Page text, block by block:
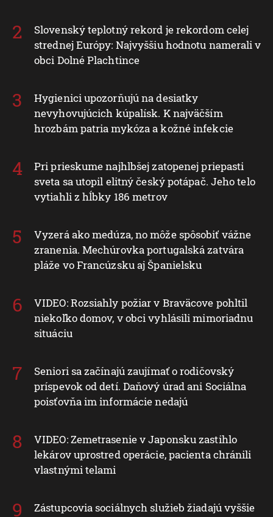
Slovenský teplotný rekord je rekordom celej
strednej Európy: Najvyššiu hodnotu namerali v
obci Dolné Plachtince
Hygienici upozorňujú na desiatky
nevyhovujúcich kúpalísk. K najväčším
hrozbám patria mykóza a kožné infekcie
Pri prieskume najhlbšej zatopenej priepasti
sveta sa utopil elitný český potápač. Jeho telo
vytiahli z hĺbky 186 metrov
Vyzerá ako medúza, no môže spôsobiť vážne
zranenia. Mechúrovka portugalská zatvára
pláže vo Francúzsku aj Španielsku
VIDEO: Rozsiahly požiar v Braväcove pohltil
niekoľko domov, v obci vyhlásili mimoriadnu
situáciu
Seniori sa začínajú zaujímať o rodičovský
príspevok od detí. Daňový úrad ani Sociálna
poisťovňa im informácie nedajú
VIDEO: Zemetrasenie v Japonsku zastihlo
lekárov uprostred operácie, pacienta chránili
vlastnými telami
Zástupcovia sociálnych služieb žiadajú vyššie